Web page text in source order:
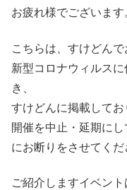
お疲れ様でございます
こちらは、すけどんで
新型コロナウィルス
き、
すけどんに掲載してお
開催を中止・延期に
にお断りをさせてくだ
ご紹介しますイベント